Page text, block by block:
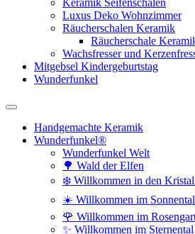
Keramik Seifenschalen
Luxus Deko Wohnzimmer
Räucherschalen Keramik
Räucherschale
Wachsfresser und
Mitgebsel Kindergeburtstag
Wunderfunkel
Handgemachte Keramik
Wunderfunkel®
Wunderfunkel Welt
🌳 Wald der Elfen
❄️ Willkommen in den
☀️ Willkommen im Sonnental
🌹 Willkommen im
✨ Willkommen im Sternental